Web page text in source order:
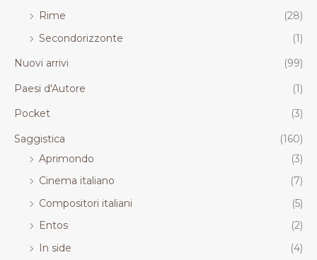
Rime
(28)
Secondorizzonte
(1)
Nuovi arrivi
(99)
Paesi d'Autore
(1)
Pocket
(3)
Saggistica
(160)
Aprimondo
(3)
Cinema italiano
(7)
Compositori italiani
(5)
Entos
(2)
In side
(4)